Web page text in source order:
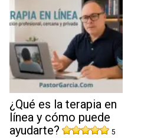
¿Qué es la terapia en
línea y cómo puede
ayudarte?
5